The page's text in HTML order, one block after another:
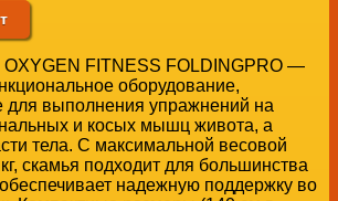
OXYGEN FITNESS FOLDINGPRO —
оборудование,
для выполнения упражнений на
и косых мышц живота, а
тела. С максимальной весовой
скамья подходит для большинства
надежную поддержку во